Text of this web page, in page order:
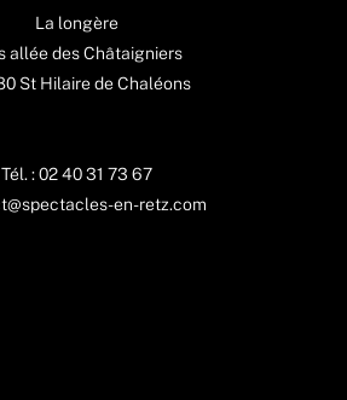
La longère
allée des Châtaigniers
St Hilaire de Chaléons
Tél. : 02 40 31 73 67
en-retz.com